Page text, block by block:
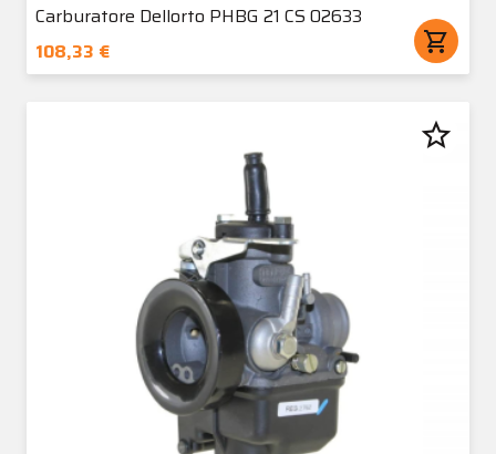
Carburatore Dellorto PHBG 21 CS 02633
108,33 €
shopping_cart
star_border